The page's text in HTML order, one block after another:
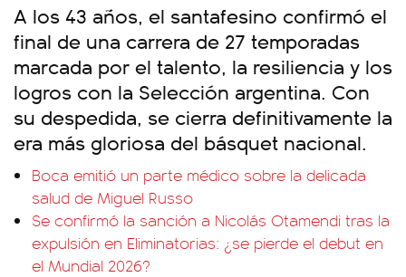
A los 43 años, el santafesino confirmó el
final de una carrera de 27 temporadas
marcada por el talento, la resiliencia y los
logros con la Selección argentina. Con
su despedida, se cierra definitivamente la
era más gloriosa del básquet nacional.
Boca emitió un parte médico sobre la delicada
salud de Miguel Russo
Se confirmó la sanción a Nicolás Otamendi tras la
expulsión en Eliminatorias: ¿se pierde el debut en
el Mundial 2026?